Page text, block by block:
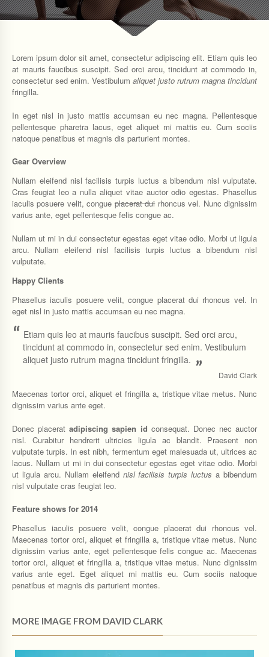
Lorem ipsum dolor sit amet, consectetur adipiscing elit. Etiam quis leo
at mauris faucibus suscipit. Sed orci arcu, tincidunt at commodo in,
consectetur sed enim. Vestibulum aliquet justo rutrum magna tincidunt
fringilla.
In eget nisl in justo mattis accumsan eu nec magna. Pellentesque
pellentesque pharetra lacus, eget aliquet mi mattis eu. Cum sociis
natoque penatibus et magnis dis parturient montes.
Gear Overview
Nullam eleifend nisl facilisis turpis luctus a bibendum nisl vulputate.
Cras feugiat leo a nulla aliquet vitae auctor odio egestas. Phasellus
iaculis posuere velit, congueplacerat duirhoncus vel. Nunc dignissim
varius ante, eget pellentesque felis congue ac.
Nullam ut mi in dui consectetur egestas eget vitae odio. Morbi ut ligula
arcu. Nullam eleifend nisl facilisis turpis luctus a bibendum nisl
vulputate.
Happy Clients
Phasellus iaculis posuere velit, congue placerat dui rhoncus vel. In
eget nisl in justo mattis accumsan eu nec magna.
“ Etiam quis leo at mauris faucibus suscipit. Sed orci arcu,
tincidunt at commodo in, consectetur sed enim. Vestibulum
aliquet justo rutrum magna tincidunt fringilla. ” David Clark
Maecenas tortor orci, aliquet et fringilla a, tristique vitae metus. Nunc
dignissim varius ante eget.
Donec placeratadipiscing sapien id consequat. Donec nec auctor
nisl. Curabitur hendrerit ultricies ligula ac blandit. Praesent non
vulputate turpis. In est nibh, fermentum eget malesuada ut, ultrices ac
lacus. Nullam ut mi in dui consectetur egestas eget vitae odio. Morbi
ut ligula arcu. Nullam eleifend nisl facilisis turpis luctus a bibendum
nisl vulputate cras feugiat leo.
Feature shows for 2014
Phasellus iaculis posuere velit, congue placerat dui rhoncus vel.
Maecenas tortor orci, aliquet et fringilla a, tristique vitae metus. Nunc
dignissim varius ante, eget pellentesque felis congue ac. Maecenas
tortor orci, aliquet et fringilla a, tristique vitae metus. Nunc dignissim
varius ante eget. Eget aliquet mi mattis eu. Cum sociis natoque
penatibus et magnis dis parturient montes.
MORE IMAGE FROM DAVID CLARK